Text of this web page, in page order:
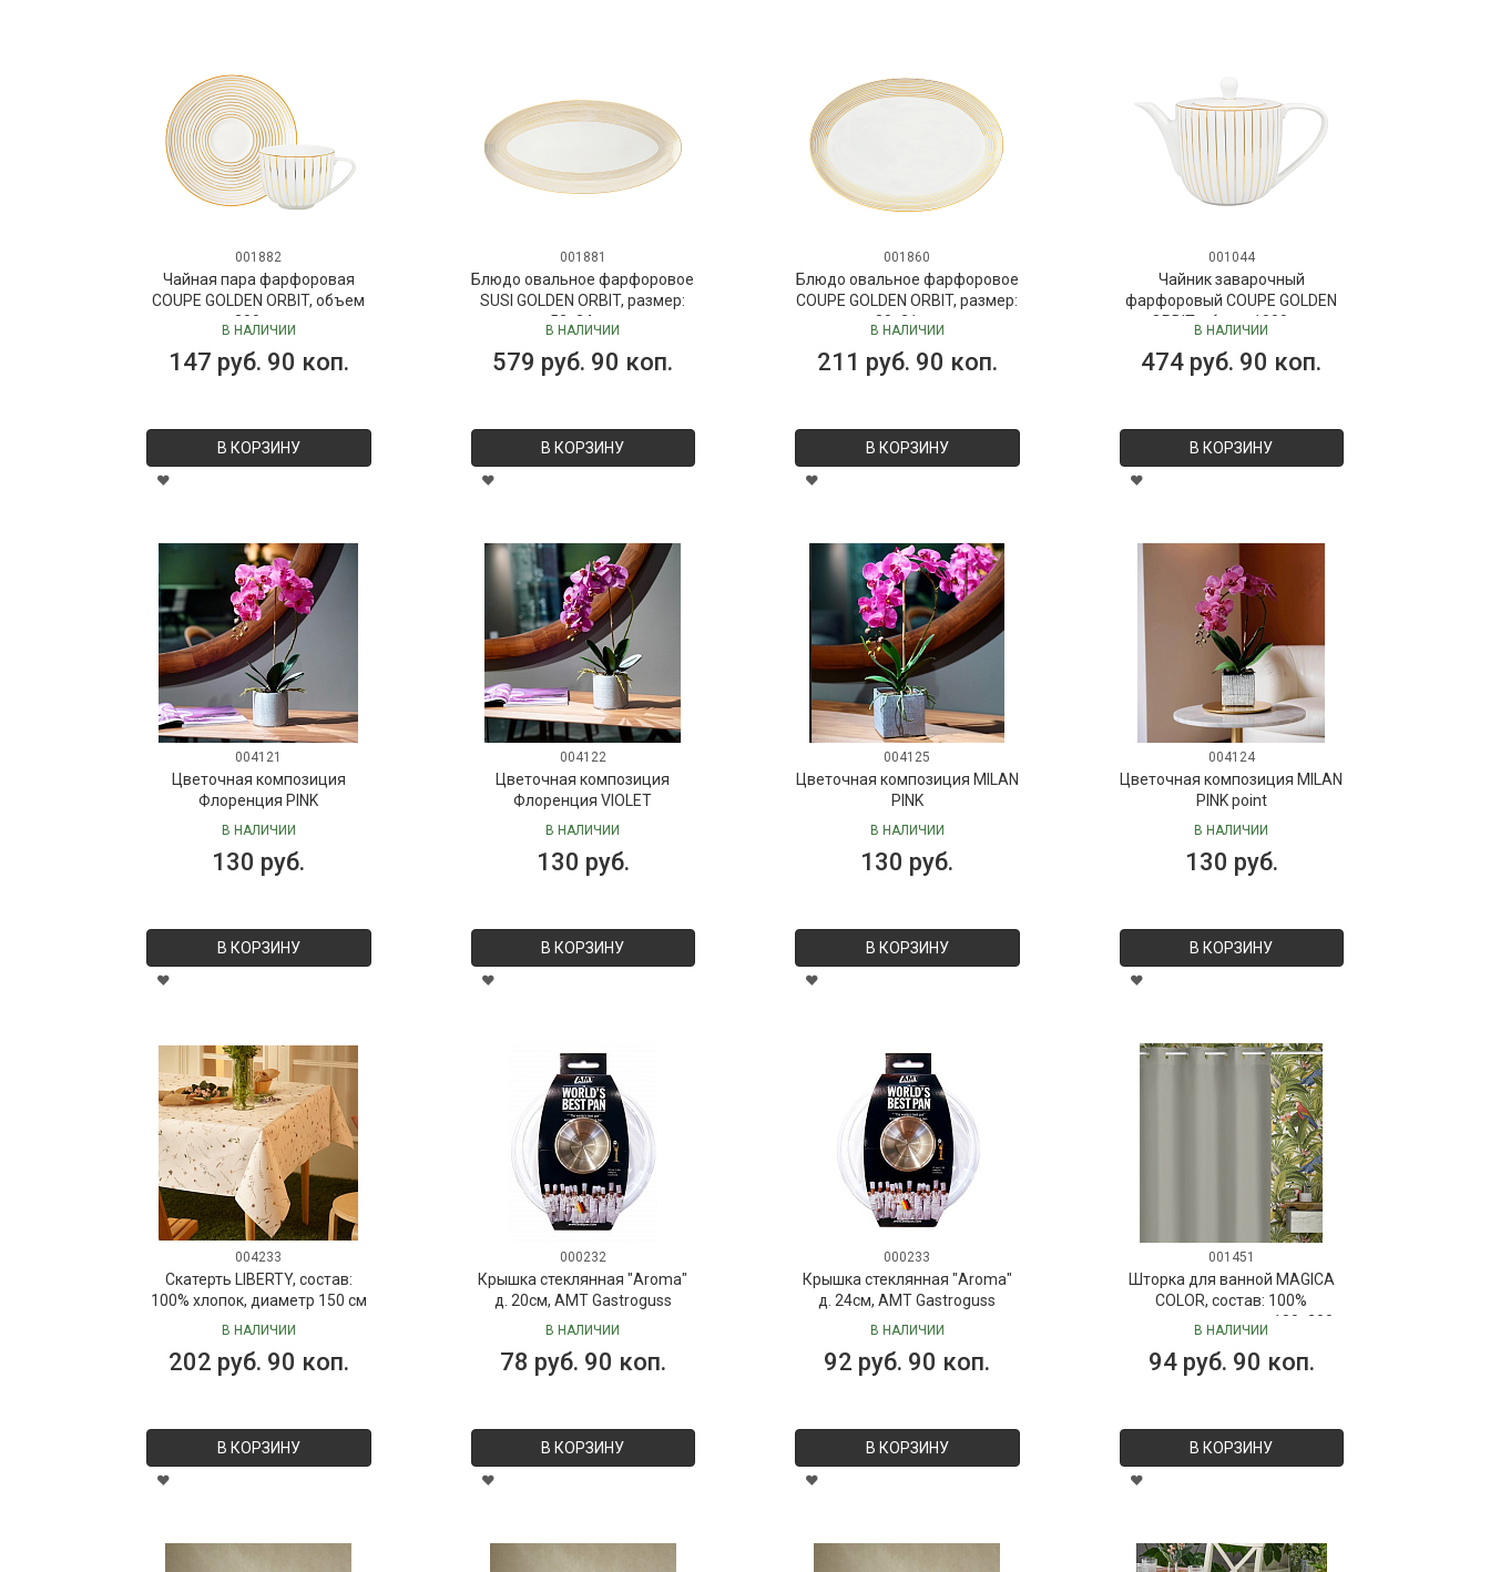
001882
Чайная пара фарфоровая
COUPE GOLDEN ORBIT, объем
280 мл
В НАЛИЧИИ
147 руб. 90 коп.
В КОРЗИНУ
001881
Блюдо овальное фарфоровое
SUSI GOLDEN ORBIT, размер:
52х24 см
В НАЛИЧИИ
579 руб. 90 коп.
В КОРЗИНУ
001860
Блюдо овальное фарфоровое
COUPE GOLDEN ORBIT, размер:
30х21 см
В НАЛИЧИИ
211 руб. 90 коп.
В КОРЗИНУ
001044
Чайник заварочный
фарфоровый COUPE GOLDEN
ORBIT, объем 1000 мл
В НАЛИЧИИ
474 руб. 90 коп.
В КОРЗИНУ
004121
Цветочная композиция
Флоренция PINK
В НАЛИЧИИ
130 руб.
В КОРЗИНУ
004122
Цветочная композиция
Флоренция VIOLET
В НАЛИЧИИ
130 руб.
В КОРЗИНУ
004125
Цветочная композиция MILAN
PINK
В НАЛИЧИИ
130 руб.
В КОРЗИНУ
004124
Цветочная композиция MILAN
PINK point
В НАЛИЧИИ
130 руб.
В КОРЗИНУ
004233
Скатерть LIBERTY, состав:
100% хлопок, диаметр 150 см
В НАЛИЧИИ
202 руб. 90 коп.
В КОРЗИНУ
000232
Крышка стеклянная "Aroma"
д. 20см, AMT Gastroguss
В НАЛИЧИИ
78 руб. 90 коп.
В КОРЗИНУ
000233
Крышка стеклянная "Aroma"
д. 24см, AMT Gastroguss
В НАЛИЧИИ
92 руб. 90 коп.
В КОРЗИНУ
001451
Шторка для ванной MAGICA
COLOR, состав: 100%
полиэстер, размер: 180х200
В НАЛИЧИИ
94 руб. 90 коп.
В КОРЗИНУ